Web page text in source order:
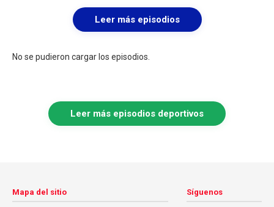
Leer más episodios
No se pudieron cargar los episodios.
Leer más episodios deportivos
Mapa del sitio Síguenos